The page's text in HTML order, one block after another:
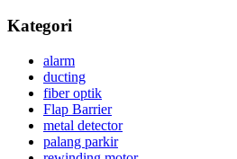
Kategori
alarm
ducting
fiber optik
Flap Barrier
metal detector
palang parkir